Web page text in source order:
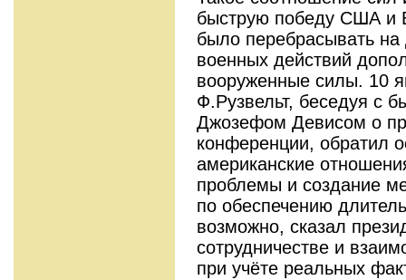
быструю победу США и
было перебрасывать на
военных действий
вооруженные силы. 10
Ф.Рузвельт, беседуя с
Джозефом Девисом о
конференции, обратил
американские
проблемы и создание
по обеспечению
возможно, сказал
сотрудничестве и
при учёте реальных